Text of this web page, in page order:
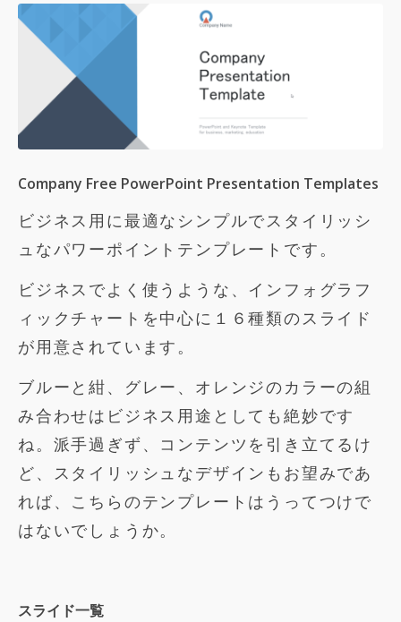
Company Free PowerPoint Presentation Templates
ビジネス用に最適なシンプルでスタイリッシ
ュなパワーポイントテンプレートです。
ビジネスでよく使うような、インフォグラフ
ィックチャートを中心に１６種類のスライド
が用意されています。
ブルーと紺、グレー、オレンジのカラーの組
み合わせはビジネス用途としても絶妙です
ね。派手過ぎず、コンテンツを引き立てるけ
ど、スタイリッシュなデザインもお望みであ
れば、こちらのテンプレートはうってつけで
はないでしょうか。
スライド一覧